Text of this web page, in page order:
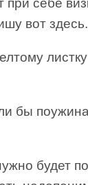
себе
вот здесь.
бы
будет